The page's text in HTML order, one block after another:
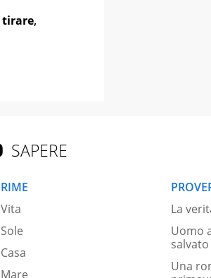
tirare,
SAPERE
RIME
Vita
Sole
Casa
Mare
La
Uomo
salvato
Una